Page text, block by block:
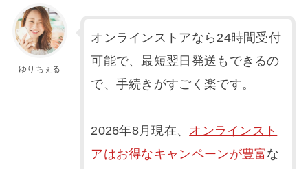
ゆりちぇる
オンラインストアなら24時間受付
可能で、最短翌日発送もできるの
で、手続きがすごく楽です。
2026年8月現在、 オンラインスト
アはお得なキャンペーンが豊富な